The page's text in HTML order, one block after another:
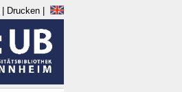
Drucken